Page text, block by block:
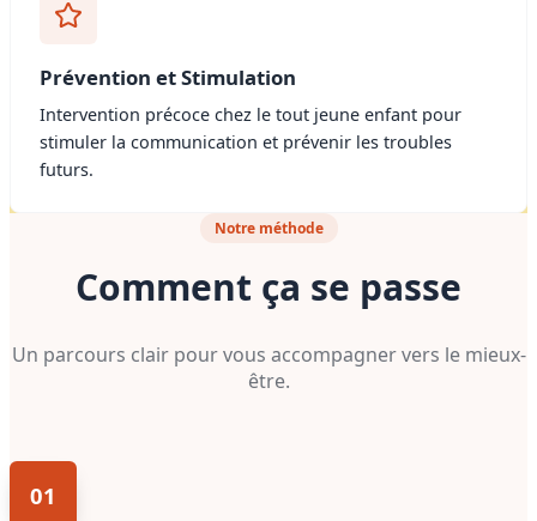
Prévention et Stimulation
Intervention précoce chez le tout jeune enfant pour
stimuler la communication et prévenir les troubles
futurs.
Notre méthode
Comment ça se passe
Un parcours clair pour vous accompagner vers le mieux-
être.
01